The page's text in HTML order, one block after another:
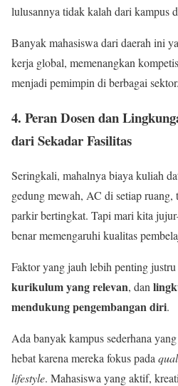
lulusannya tidak kalah dari kampus
Banyak mahasiswa dari daerah ini
kerja global, memenangkan
menjadi pemimpin di berbagai sektor.
4. Peran Dosen dan
dari Sekadar Fasilitas
Seringkali, mahalnya biaya kuliah
gedung mewah, AC di setiap ruang,
parkir bertingkat. Tapi mari kita
benar memengaruhi kualitas
Faktor yang jauh lebih penting justru
kurikulum yang relevan, dan
mendukung pengembangan diri.
Ada banyak kampus sederhana
hebat karena mereka fokus pada
lifestyle. Mahasiswa yang aktif,